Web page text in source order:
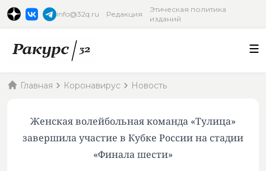
info@32q.ru Редакция
Этическая политика
изданий
Главная Коронавирус Новость
Женская волейбольная команда «Тулица»
завершила участие в Кубке России на стадии
«Финала шести»